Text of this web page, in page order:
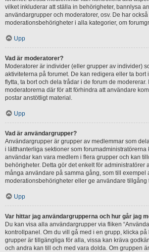
vilket inkluderar att ställa in behörigheter, bannlysa
användargrupper och moderatorer, osv. De har
moderationsbehörigheter i alla kategorier, om
Upp
Vad är moderatorer?
Moderatorer är individer (eller grupper av individer)
aktiviteterna på forumet. De kan redigera eller ta
flytta, ta bort och dela trådar i de forum de
moderatorerna där för att förhindra att användare
postar anstötligt material.
Upp
Vad är användargrupper?
Användargrupper är grupper av medlemmar som
i lätthanterliga sektioner som forumadministratörerna
användar kan vara medlem i flera grupper och kan
behörigheter. Detta gör det enkelt för administratörer
många användare på samma gång, som till exempel
moderationsbehörigheter eller ge användare tillgång
Upp
Var hittar jag användargrupperna och hur går jag
Du kan visa alla användargrupper via fliken
kontrollpanel. Om du vill gå med i en grupp, klicka
grupper är tillgängliga för alla, vissa kan kräva
och andra kan till och med vara dolda. Om gruppen